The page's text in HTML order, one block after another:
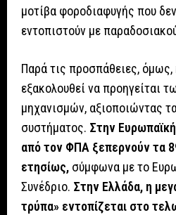
μοτίβα φοροδιαφυγής που
εντοπιστούν με
Παρά τις προσπάθειες,
εξακολουθεί να προηγείται
μηχανισμών, αξιοποιώντας
συστήματος. Στην
από τον ΦΠΑ ξεπερνούν τα
ετησίως, σύμφωνα με το
Συνέδριο. Στην Ελλάδα, η
τρύπα» εντοπίζεται στο